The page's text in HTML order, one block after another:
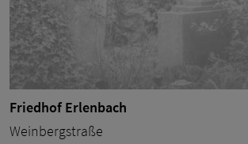
Friedhof Erlenbach
Weinbergstraße